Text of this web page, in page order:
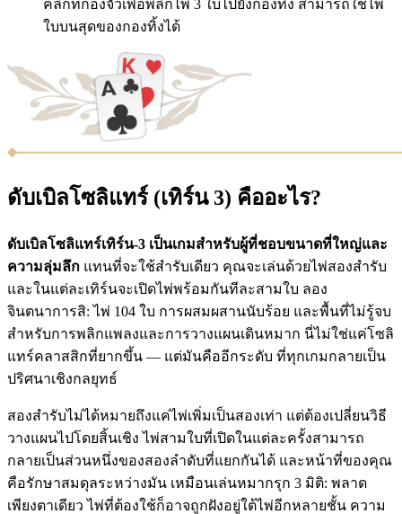
คลิกที่กองจั่วเพื่อพลิกไพ่ 3 ใบไปยังกองทิ้ง สามารถใช้ไพ่
ใบบนสุดของกองทิ้งได้
ดับเบิลโซลิแทร์ (เทิร์น 3) คืออะไร?
ดับเบิลโซลิแทร์เทิร์น-3 เป็นเกมสำหรับผู้ที่ชอบขนาดที่ใหญ่และ
ความลุ่มลึก แทนที่จะใช้สำรับเดียว คุณจะเล่นด้วยไพ่สองสำรับ
และในแต่ละเทิร์นจะเปิดไพ่พร้อมกันทีละสามใบ ลอง
จินตนาการสิ: ไพ่ 104 ใบ การผสมผสานนับร้อย และพื้นที่ไม่รู้จบ
สำหรับการพลิกแพลงและการวางแผนเดินหมาก นี่ไม่ใช่แค่โซลิ
แทร์คลาสสิกที่ยากขึ้น — แต่มันคืออีกระดับ ที่ทุกเกมกลายเป็น
ปริศนาเชิงกลยุทธ์
สองสำรับไม่ได้หมายถึงแค่ไพ่เพิ่มเป็นสองเท่า แต่ต้องเปลี่ยนวิธี
วางแผนไปโดยสิ้นเชิง ไพ่สามใบที่เปิดในแต่ละครั้งสามารถ
กลายเป็นส่วนหนึ่งของสองลำดับที่แยกกันได้ และหน้าที่ของคุณ
คือรักษาสมดุลระหว่างมัน เหมือนเล่นหมากรุก 3 มิติ: พลาด
เพียงตาเดียว ไพ่ที่ต้องใช้ก็อาจถูกฝังอยู่ใต้ไพ่อีกหลายชั้น ความ